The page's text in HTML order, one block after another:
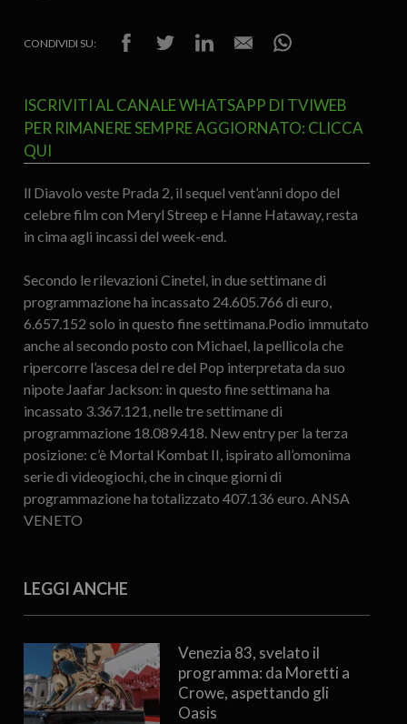
CONDIVIDI SU:
ISCRIVITI AL CANALE WHATSAPP DI TVIWEB
PER RIMANERE SEMPRE AGGIORNATO: CLICCA
QUI
ll Diavolo veste Prada 2, il sequel vent’anni dopo del
celebre film con Meryl Streep e Hanne Hataway, resta
in cima agli incassi del week-end.
Secondo le rilevazioni Cinetel, in due settimane di
programmazione ha incassato 24.605.766 di euro,
6.657.152 solo in questo fine settimana.Podio immutato
anche al secondo posto con Michael, la pellicola che
ripercorre l’ascesa del re del Pop interpretata da suo
nipote Jaafar Jackson: in questo fine settimana ha
incassato 3.367.121, nelle tre settimane di
programmazione 18.089.418. New entry per la terza
posizione: c’è Mortal Kombat II, ispirato all’omonima
serie di videogiochi, che in cinque giorni di
programmazione ha totalizzato 407.136 euro. ANSA
VENETO
LEGGI ANCHE
Venezia 83, svelato il
programma: da Moretti a
Crowe, aspettando gli
Oasis